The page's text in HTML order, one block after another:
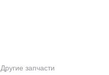
Другие запчасти